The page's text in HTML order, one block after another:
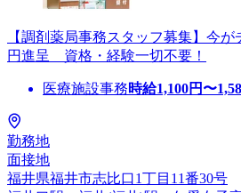
【調剤薬局事務スタッフ募集】今
円進呈 資格・経験一切不要！
医療施設事務時給1,100円〜
勤務地
面接地
福井県福井市志比口1丁目11番30号